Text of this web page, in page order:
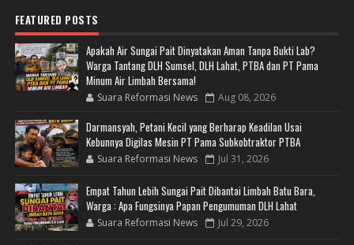
FEATURED POSTS
Apakah Air Sungai Pait Dinyatakan Aman Tanpa Bukti Lab?
Warga Tantang DLH Sumsel, DLH Lahat, PTBA dan PT Pama
Minum Air Limbah Bersama!
Suara Reformasi News Aug 08, 2026
Darmansyah, Petani Kecil yang Berharap Keadilan Usai
Kebunnya Digilas Mesin PT Pama Subkobtraktor PTBA
Suara Reformasi News Jul 31, 2026
Empat Tahun Lebih Sungai Pait Dibantai Limbah Batu Bara,
Warga : Apa Fungsinya Papan Pengumuman DLH Lahat
Suara Reformasi News Jul 29, 2026